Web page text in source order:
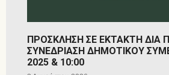
ΠΡΟΣΚΛΗΣΗ ΣΕ ΕΚΤΑΚΤΗ ΔΙΑ
ΣΥΝΕΔΡΙΑΣΗ ΔΗΜΟΤΙΚΟΥ
2025 & 10:00